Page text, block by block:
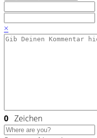
×
0 Zeichen